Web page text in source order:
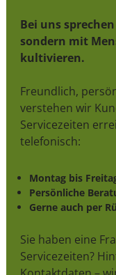
Bei uns
sondern mit
kultivieren.
Freundlich,
verstehen wir
Servicezeiten
telefonisch:
Montag bis
Persönliche
Gerne auch per
Sie haben eine
Servicezeiten?